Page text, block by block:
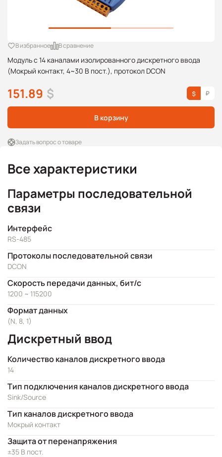
Модуль с 14 каналами изолированного дискретного ввода
(Мокрый контакт, 4~30 В пост.), протокол DCON
В избранное В сравнение
151.89 $
В корзину
Задать вопрос о товаре
Все характеристики
Параметры последовательной
связи
Интерфейс
RS-485
Протоколы последовательной связи
DCON
Скорость передачи данных, бит/с
1200 ~ 115200
Формат данных
(N, 8, 1)
Дискретный ввод
Количество каналов дискретного ввода
14
Тип подключения каналов дискретного ввода
Sink/Source
Тип каналов дискретного ввода
Мокрый контакт
Защита от перенапряжения
±35 В пост.